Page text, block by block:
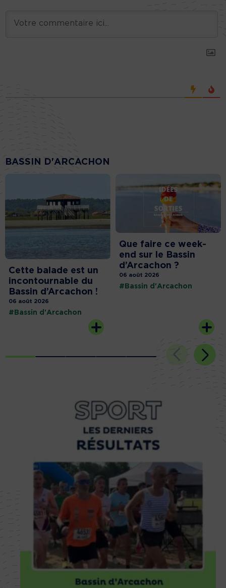
BASSIN D'ARCACHON
Cette balade est un
incontournable du
Bassin d’Arcachon !
06 août 2026
#Bassin d'Arcachon
Que faire ce week-
end sur le Bassin
d’Arcachon ?
06 août 2026
#Bassin d'Arcachon